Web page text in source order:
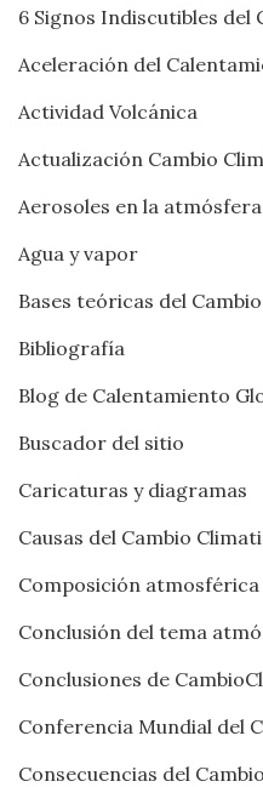
6 Signos Indiscutibles del
Aceleración del
Actividad Volcánica
Actualización Cambio
Aerosoles en la atmósfera
Agua y vapor
Bases teóricas del
Bibliografía
Blog de Calentamiento
Buscador del sitio
Caricaturas y diagramas
Causas del Cambio
Composición atmosférica
Conclusión del tema
Conclusiones de
Conferencia Mundial del
Consecuencias del